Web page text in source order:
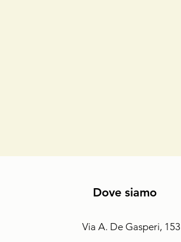
Dove siamo
Via A. De Gasperi, 153